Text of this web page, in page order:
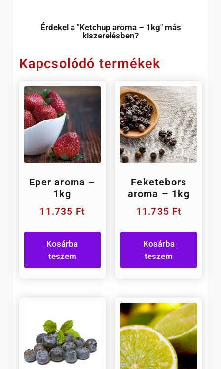
Érdekel a "Ketchup aroma – 1kg" más
kiszerelésben?
Kapcsolódó termékek
Eper aroma –
1kg
11.735 Ft
Kosárba
teszem
Feketebors
aroma – 1kg
11.735 Ft
Kosárba
teszem